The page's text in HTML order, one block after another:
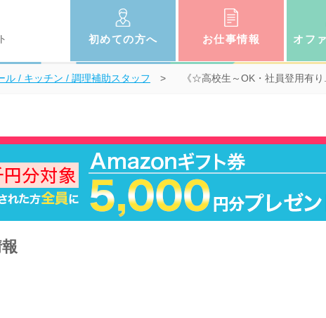
初めての方へ お仕事情報 オフ
ル / キッチン / 調理補助スタッフ 《☆高校生～OK・社員登用有り...